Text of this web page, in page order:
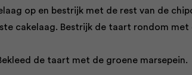
op en bestrijk met de rest van de
cakelaag. Bestrijk de taart rondom
de taart met de groene marsepein.